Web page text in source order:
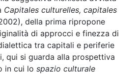
Capitales culturelles, capitales
della prima ripropone
di approcci e finezza di
tra capitali e periferie
qui si guarda alla prospettiva
in cui lo spazio culturale